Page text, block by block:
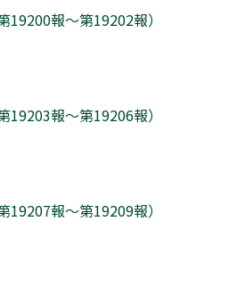
19200報～第19202報）
19203報～第19206報）
19207報～第19209報）